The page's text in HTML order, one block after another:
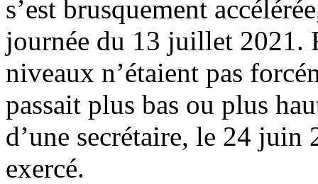
s’est brusquement
journée du 13 juillet 2021.
niveaux n’étaient pas
passait plus bas ou plus
d’une secrétaire, le 24
exercé.